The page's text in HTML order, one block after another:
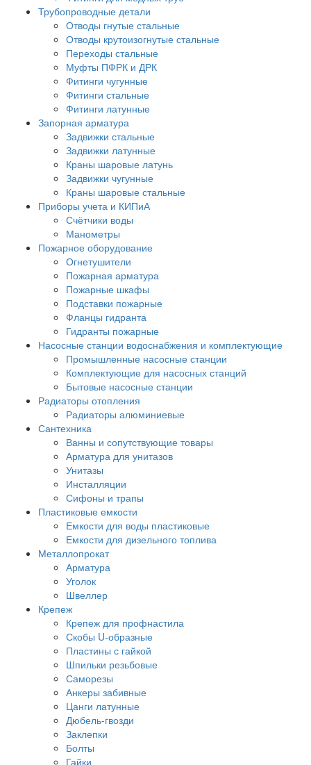
Трубопроводные детали
Отводы гнутые стальные
Отводы крутоизогнутые стальные
Переходы стальные
Муфты ПФРК и ДРК
Фитинги чугунные
Фитинги стальные
Фитинги латунные
Запорная арматура
Задвижки стальные
Задвижки латунные
Краны шаровые латунь
Задвижки чугунные
Краны шаровые стальные
Приборы учета и КИПиА
Счётчики воды
Манометры
Пожарное оборудование
Огнетушители
Пожарная арматура
Пожарные шкафы
Подставки пожарные
Фланцы гидранта
Гидранты пожарные
Насосные станции водоснабжения и комплектующие
Промышленные насосные станции
Комплектующие для насосных станций
Бытовые насосные станции
Радиаторы отопления
Радиаторы алюминиевые
Сантехника
Ванны и сопутствующие товары
Арматура для унитазов
Унитазы
Инсталляции
Сифоны и трапы
Пластиковые емкости
Емкости для воды пластиковые
Емкости для дизельного топлива
Металлопрокат
Арматура
Уголок
Швеллер
Крепеж
Крепеж для профнастила
Скобы U-образные
Пластины с гайкой
Шпильки резьбовые
Саморезы
Анкеры забивные
Цанги латунные
Дюбель-гвозди
Заклепки
Болты
Гайки